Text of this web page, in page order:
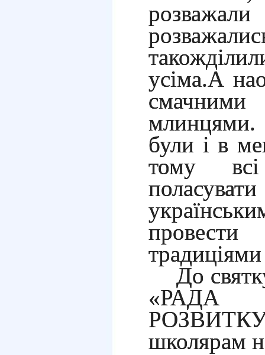
усіма.А
млинцями.
були і в
тому
До
«РАДА
школярам